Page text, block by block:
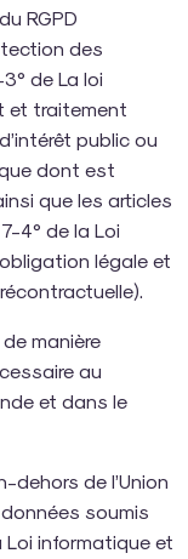
RGPD
des
de La loi
et traitement
public ou
dont est
que les articles
4° de la Loi
légale et
manière
au
et dans le
de l’Union
soumis
Loi informatique et